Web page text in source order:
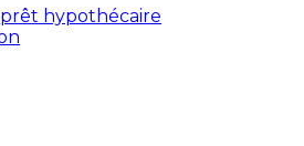
hypothécaire